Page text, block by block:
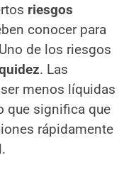
riesgos
conocer para
de los riesgos
. Las
menos líquidas
que significa que
rápidamente